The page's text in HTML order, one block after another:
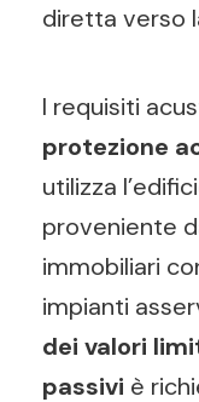
diretta verso
I requisiti
protezione
utilizza
proveniente
immobiliari
impianti
dei valori
passivi è